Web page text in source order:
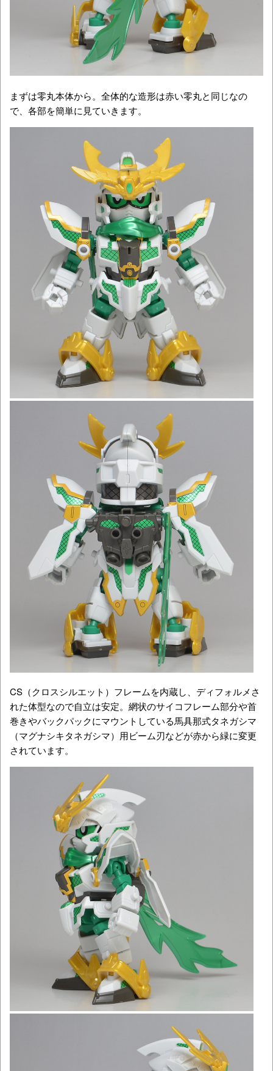
まずは零丸本体から。全体的な造形は赤い零丸と同じなの
で、各部を簡単に見ていきます。
CS（クロスシルエット）フレームを内蔵し、ディフォルメさ
れた体型なので自立は安定。網状のサイコフレーム部分や首
巻きやバックパックにマウントしている馬具那式タネガシマ
（マグナシキタネガシマ）用ビーム刃などが赤から緑に変更
されています。